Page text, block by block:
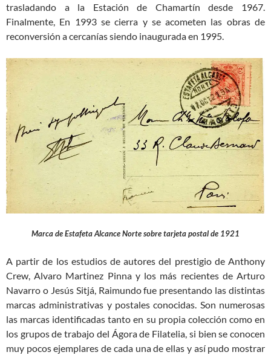
trasladando a la Estación de Chamartín desde 1967.
Finalmente, En 1993 se cierra y se acometen las obras de
reconversión a cercanías siendo inaugurada en 1995.
Marca de Estafeta Alcance Norte sobre tarjeta postal de 1921
A partir de los estudios de autores del prestigio de Anthony
Crew, Alvaro Martinez Pinna y los más recientes de Arturo
Navarro o Jesús Sitjá, Raimundo fue presentando las distintas
marcas administrativas y postales conocidas. Son numerosas
las marcas identificadas tanto en su propia colección como en
los grupos de trabajo del Ágora de Filatelia, si bien se conocen
muy pocos ejemplares de cada una de ellas y así pudo mostrar